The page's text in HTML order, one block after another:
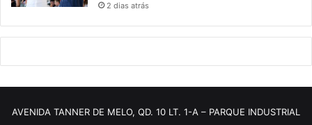
2 dias atrás
AVENIDA TANNER DE MELO, QD. 10 LT. 1-A – PARQUE INDUSTRIAL